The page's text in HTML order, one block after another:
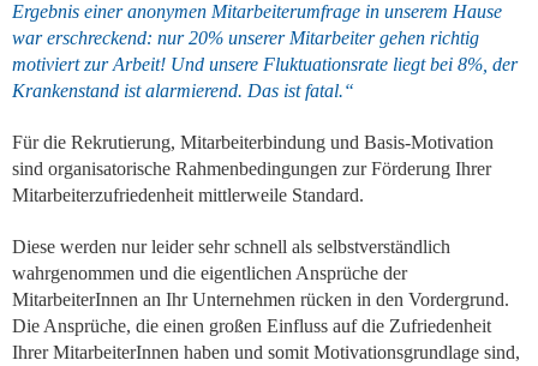
Ergebnis einer anonymen Mitarbeiterumfrage in unserem Hause
war erschreckend: nur 20% unserer Mitarbeiter gehen richtig
motiviert zur Arbeit! Und unsere Fluktuationsrate liegt bei 8%, der
Krankenstand ist alarmierend. Das ist fatal.“
Für die Rekrutierung, Mitarbeiterbindung und Basis-Motivation
sind organisatorische Rahmenbedingungen zur Förderung Ihrer
Mitarbeiterzufriedenheit mittlerweile Standard.
Diese werden nur leider sehr schnell als selbstverständlich
wahrgenommen und die eigentlichen Ansprüche der
MitarbeiterInnen an Ihr Unternehmen rücken in den Vordergrund.
Die Ansprüche, die einen großen Einfluss auf die Zufriedenheit
Ihrer MitarbeiterInnen haben und somit Motivationsgrundlage sind,